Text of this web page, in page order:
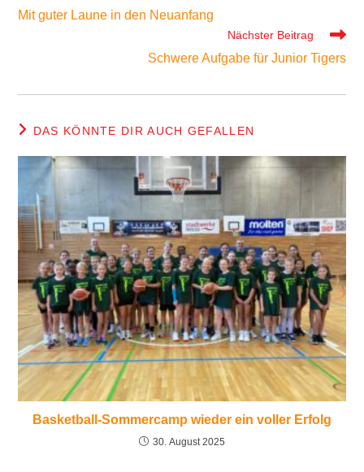
ansehen
Mit guter Laune in den Neuanfang
Nächster Beitrag
Schwere Aufgabe für Junior Tigers
DAS KÖNNTE DIR AUCH GEFALLEN
Basketball-Sommercamp wieder ein voller Erfolg
30. August 2025